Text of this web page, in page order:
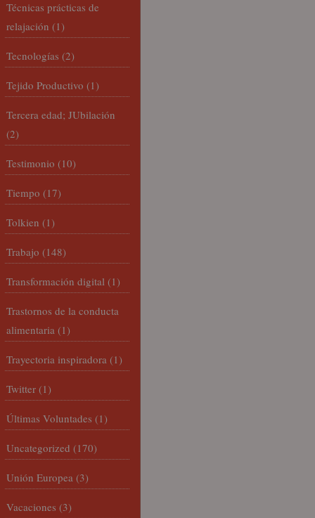
Técnicas prácticas de
relajación (1)
Tecnologías (2)
Tejido Productivo (1)
Tercera edad; JUbilación
(2)
Testimonio (10)
Tiempo (17)
Tolkien (1)
Trabajo (148)
Transformación digital (1)
Trastornos de la conducta
alimentaria (1)
Trayectoria inspiradora (1)
Twitter (1)
Últimas Voluntades (1)
Uncategorized (170)
Unión Europea (3)
Vacaciones (3)